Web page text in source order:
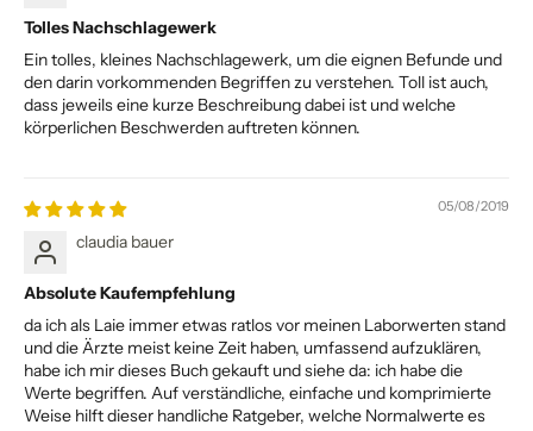
Tolles Nachschlagewerk
Ein tolles, kleines Nachschlagewerk, um die eignen Befunde und
den darin vorkommenden Begriffen zu verstehen. Toll ist auch,
dass jeweils eine kurze Beschreibung dabei ist und welche
körperlichen Beschwerden auftreten können.
05/08/2019
claudia bauer
Absolute Kaufempfehlung
da ich als Laie immer etwas ratlos vor meinen Laborwerten stand
und die Ärzte meist keine Zeit haben, umfassend aufzuklären,
habe ich mir dieses Buch gekauft und siehe da: ich habe die
Werte begriffen. Auf verständliche, einfache und komprimierte
Weise hilft dieser handliche Ratgeber, welche Normalwerte es